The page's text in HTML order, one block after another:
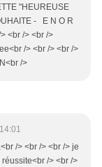
"HEUREUSE
- E N O R
<br /> <br />
/> <br /> <br />
/>
/> <br /> <br /> je
/> <br />